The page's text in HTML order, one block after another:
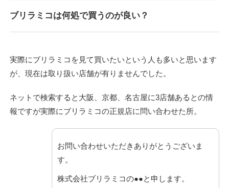
ブリラミコは何処で買うのが良い？
実際にブリラミコを見て買いたいという人も多いと思います
が、現在は取り扱い店舗が有りませんでした。
ネットで検索すると大阪、京都、名古屋に3店舗あるとの情
報ですが実際にブリラミコの正規店に問い合わせた所。
お問い合わせいただきありがとうございま
す。
株式会社ブリラミコの●●と申します。